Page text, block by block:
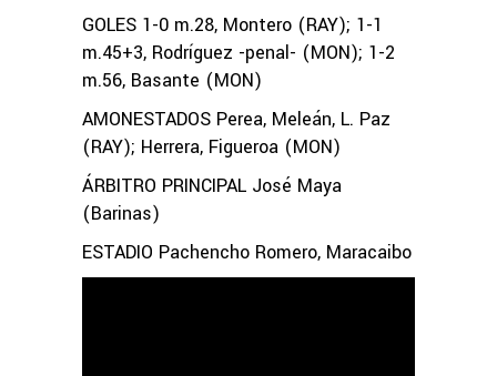
GOLES 1-0 m.28, Montero (RAY); 1-1
m.45+3, Rodríguez -penal- (MON); 1-2
m.56, Basante (MON)
AMONESTADOS Perea, Meleán, L. Paz
(RAY); Herrera, Figueroa (MON)
ÁRBITRO PRINCIPAL José Maya
(Barinas)
ESTADIO Pachencho Romero, Maracaibo